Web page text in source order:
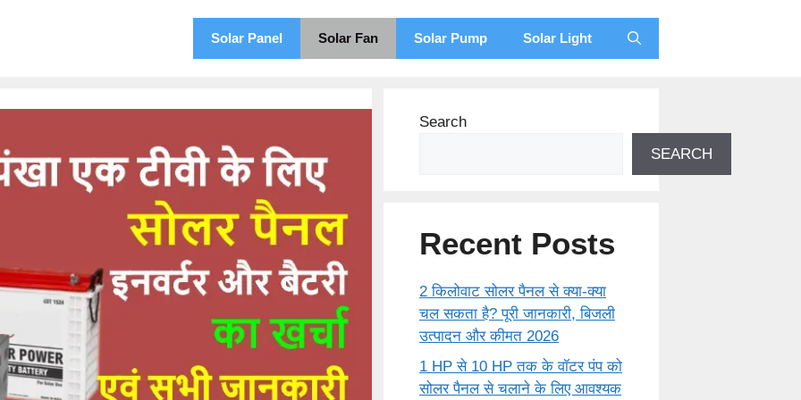
Solar Panel Solar Fan Solar Pump Solar Light
Search
SEARCH
Recent Posts
2 किलोवाट सोलर पैनल से क्या-क्या
चल सकता है? पूरी जानकारी, बिजली
उत्पादन और कीमत 2026
1 HP से 10 HP तक के वॉटर पंप को
सोलर पैनल से चलाने के लिए आवश्यक